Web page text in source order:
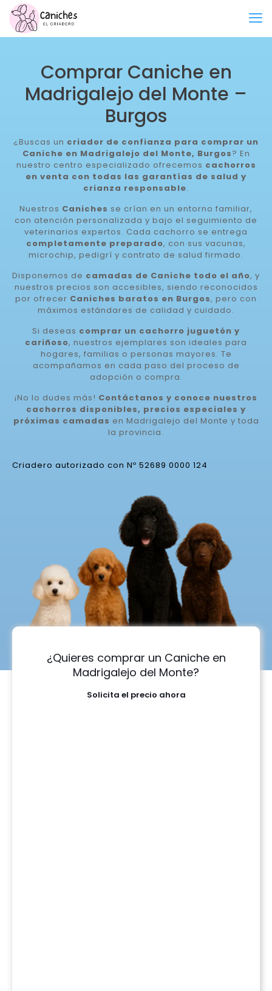
Comprar Caniche en
Madrigalejo del Monte –
Burgos
¿Buscas un criador de confianza para comprar un
Caniche en Madrigalejo del Monte, Burgos? En
nuestro centro especializado ofrecemos cachorros
en venta con todas las garantías de salud y
crianza responsable.
Nuestros Caniches se crían en un entorno familiar,
con atención personalizada y bajo el seguimiento de
veterinarios expertos. Cada cachorro se entrega
completamente preparado, con sus vacunas,
microchip, pedigrí y contrato de salud firmado.
Disponemos de camadas de Caniche todo el año, y
nuestros precios son accesibles, siendo reconocidos
por ofrecer Caniches baratos en Burgos, pero con
máximos estándares de calidad y cuidado.
Si deseas comprar un cachorro juguetón y
cariñoso, nuestros ejemplares son ideales para
hogares, familias o personas mayores. Te
acompañamos en cada paso del proceso de
adopción o compra.
¡No lo dudes más! Contáctanos y conoce nuestros
cachorros disponibles, precios especiales y
próximas camadas en Madrigalejo del Monte y toda
la provincia.
Criadero autorizado con Nº 52689 0000 124
¿Quieres comprar un Caniche en
Madrigalejo del Monte?
Solicita el precio ahora